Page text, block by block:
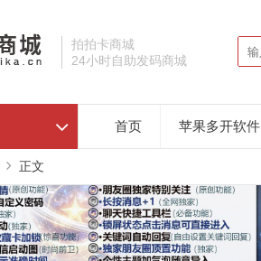
拍拍卡商城
24小时自助发码商城
首页 苹果多开软件
正文